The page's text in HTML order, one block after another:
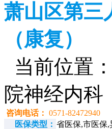
萧山区第三
（康复）
当前位置：
院神经内科
咨询电话： 0571-82472940
医保类型： 省医保,市医保,